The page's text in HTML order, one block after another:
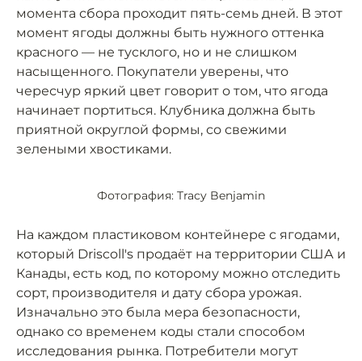
момента сбора проходит пять-семь дней. В этот
момент ягоды должны быть нужного оттенка
красного — не тусклого, но и не слишком
насыщенного. Покупатели уверены, что
чересчур яркий цвет говорит о том, что ягода
начинает портиться. Клубника должна быть
приятной округлой формы, со свежими
зелеными хвостиками.
Фотография: Tracy Benjamin
На каждом пластиковом контейнере с ягодами,
который Driscoll's продаёт на территории США и
Канады, есть код, по которому можно отследить
сорт, производителя и дату сбора урожая.
Изначально это была мера безопасности,
однако со временем коды стали способом
исследования рынка. Потребители могут